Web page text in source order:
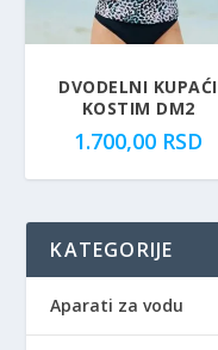
DVODELNI KUPAĆI
KOSTIM DM2
1.700,00 RSD
KATEGORIJE
Aparati za vodu